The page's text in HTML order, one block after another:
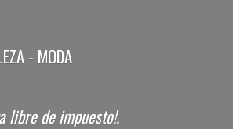
- MODA
librede impuesto!.